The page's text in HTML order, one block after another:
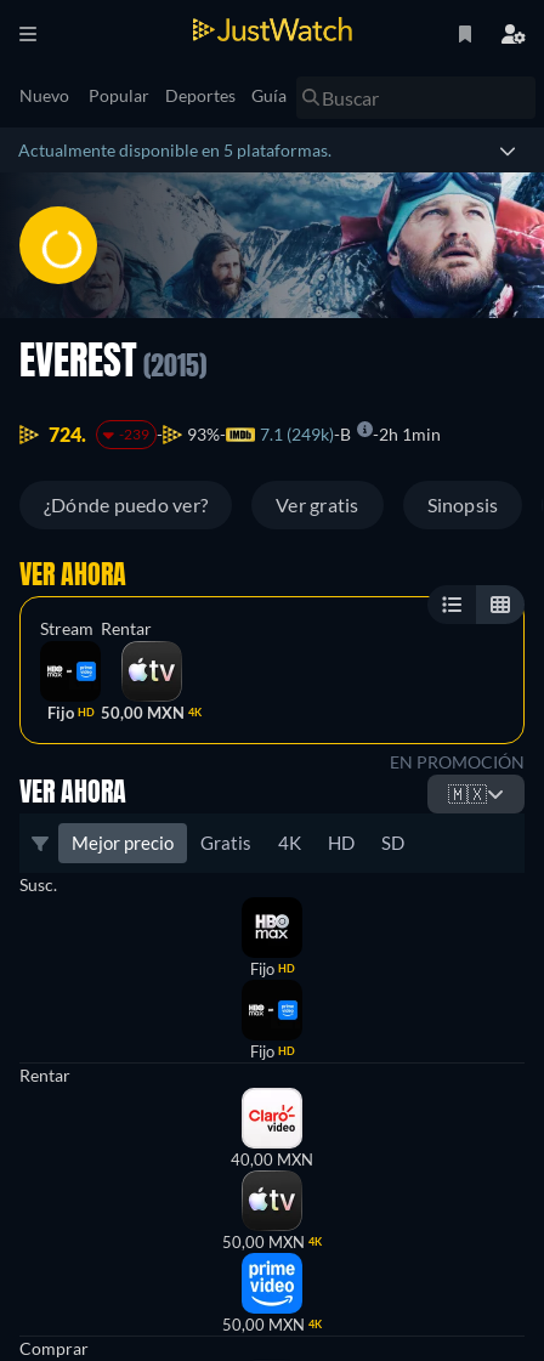
Nuevo Popular Deportes Guía
Actualmente disponible en 5 plataformas.
EVEREST (2015)
724. -239 93% 7.1 (249k) B 2h 1min
¿Dónde puedo ver? Ver gratis Sinopsis
VER AHORA
Stream
Fijo HD
Rentar
50,00 MXN 4K
EN PROMOCIÓN
VER AHORA 🇲🇽
Mejor precio Gratis 4K HD SD
Susc.
Fijo HD
Fijo HD
Rentar
40,00 MXN
50,00 MXN 4K
50,00 MXN 4K
Comprar